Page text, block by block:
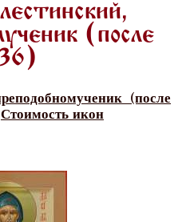
(после
(после
Стоимость икон